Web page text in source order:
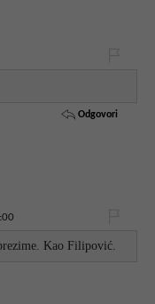
Odgovori
Kao Filipović.